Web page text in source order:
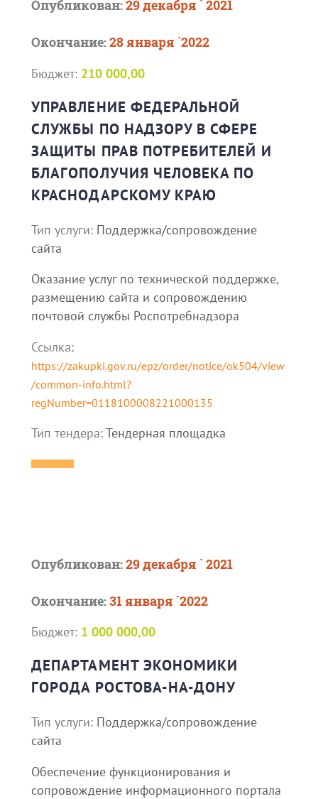
Опубликован:29 декабря ` 2021
Окончание:28 января `2022
Бюджет: 210 000,00
УПРАВЛЕНИЕ ФЕДЕРАЛЬНОЙ
СЛУЖБЫ ПО НАДЗОРУ В СФЕРЕ
ЗАЩИТЫ ПРАВ ПОТРЕБИТЕЛЕЙ И
БЛАГОПОЛУЧИЯ ЧЕЛОВЕКА ПО
КРАСНОДАРСКОМУ КРАЮ
Тип услуги: Поддержка/сопровождение
сайта
Оказание услуг по технической поддержке,
размещению сайта и сопровождению
почтовой службы Роспотребнадзора
Ссылка:
https://zakupki.gov.ru/epz/order/notice/ok504/view
/common-info.html?
regNumber=0118100008221000135
Тип тендера:Тендерная площадка
Опубликован:29 декабря ` 2021
Окончание:31 января `2022
Бюджет: 1 000 000,00
ДЕПАРТАМЕНТ ЭКОНОМИКИ
ГОРОДА РОСТОВА-НА-ДОНУ
Тип услуги: Поддержка/сопровождение
сайта
Обеспечение функционирования и
сопровождение информационного портала